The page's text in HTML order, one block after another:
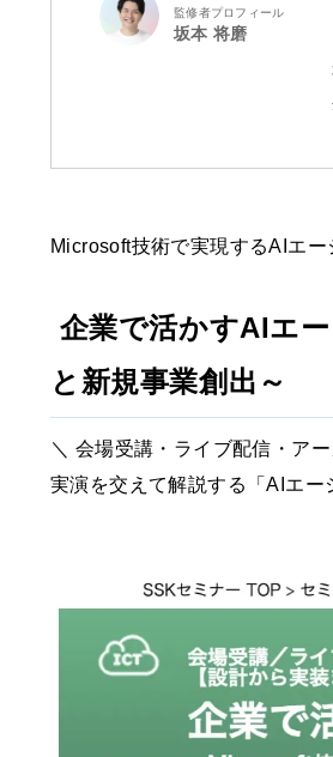
監修者プロフィール
坂本 将磨
Microsoft技術で実現するAIエ
企業で活かすAIエ
と新規事業創出～
＼ 会場受講・ライブ配信・ア
実演を交えて解説する「AIエー